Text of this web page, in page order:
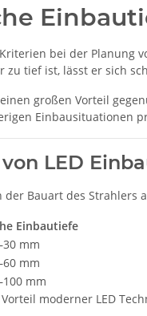
bei der Planung
zu tief ist, lässt er sich
großen Vorteil
Einbausituationen
LED
Bauart des Strahlers
Einbautiefe
mm
mm
mm
moderner LED